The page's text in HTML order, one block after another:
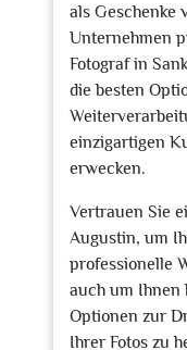
als Geschenke
Unternehmen
Fotograf in
die besten
einzigartigen
erwecken.
Vertrauen Sie
Augustin, um
professionelle
auch um Ihnen
Optionen zur
Ihrer Fotos zu